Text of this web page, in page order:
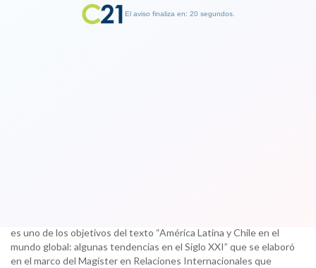
es uno de los objetivos del texto “América Latina y Chile en el
mundo global: algunas tendencias en el Siglo XXI” que se elaboró
en el marco del Magíster en Relaciones Internacionales que
El aviso finaliza en: 19 segundos.